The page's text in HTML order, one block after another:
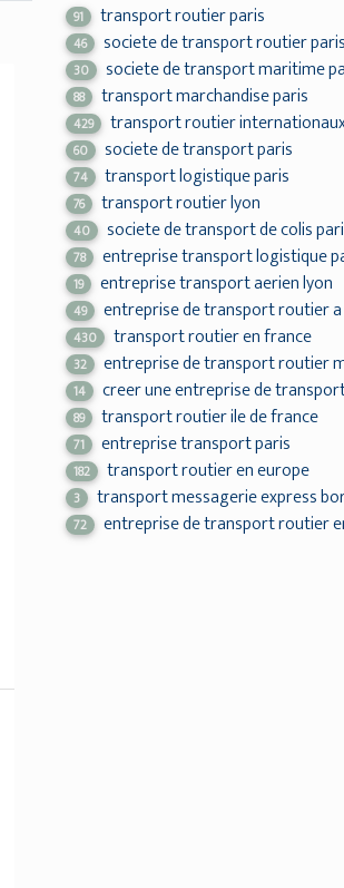
91 transport routier paris
46 societe de transport routier paris
30 societe de transport maritime
88 transport marchandise paris
429 transport routier
60 societe de transport paris
74 transport logistique paris
76 transport routier lyon
40 societe de transport de colis
78 entreprise transport logistique
19 entreprise transport aerien lyon
49 entreprise de transport routier
430 transport routier en france
32 entreprise de transport routier
14 creer une entreprise de
89 transport routier ile de france
71 entreprise transport paris
182 transport routier en europe
3 transport messagerie express
72 entreprise de transport routier